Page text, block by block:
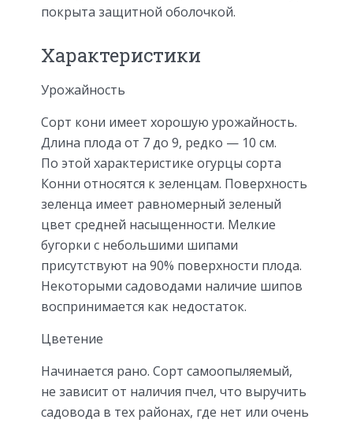
покрыта защитной оболочкой.
Характеристики
Урожайность
Сорт кони имеет хорошую урожайность.
Длина плода от 7 до 9, редко — 10 см.
По этой характеристике огурцы сорта
Конни относятся к зеленцам. Поверхность
зеленца имеет равномерный зеленый
цвет средней насыщенности. Мелкие
бугорки с небольшими шипами
присутствуют на 90% поверхности плода.
Некоторыми садоводами наличие шипов
воспринимается как недостаток.
Цветение
Начинается рано. Сорт самоопыляемый,
не зависит от наличия пчел, что выручить
садовода в тех районах, где нет или очень